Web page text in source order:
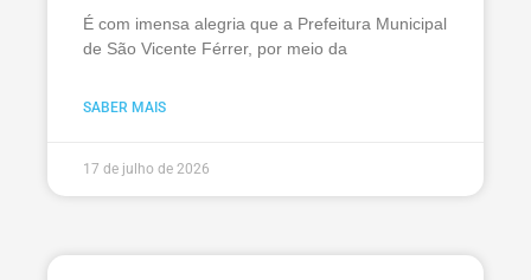
É com imensa alegria que a Prefeitura Municipal
de São Vicente Férrer, por meio da
SABER MAIS
17 de julho de 2026